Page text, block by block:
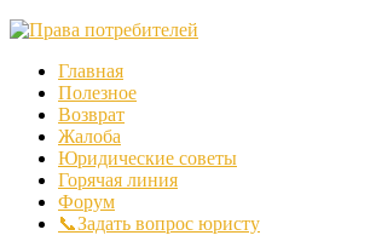
Главная
Полезное
Возврат
Жалоба
Юридические советы
Горячая линия
Форум
📞Задать вопрос юристу